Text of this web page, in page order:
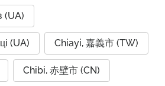
(UA)
(UA) Chiayi, 嘉義市 (TW)
Chibi, 赤壁市 (CN)